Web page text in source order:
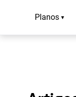
Planos ▾